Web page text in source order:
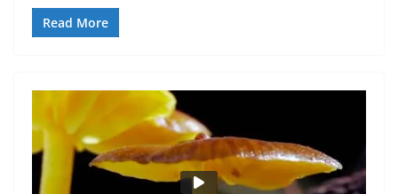
Read More